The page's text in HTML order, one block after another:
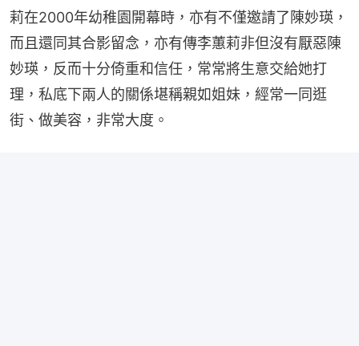
莉在2000年幼稚園開幕時，亦有不僅邀請了陳妙瑛，
而且還同其合影留念，亦有傳李蕙莉非但沒有厭惡陳
妙瑛，反而十分倚重和信任，常常將生意交給她打
理，私底下兩人的關係堪稱親如姐妹，經常一同逛
街、做美容，非常大度。